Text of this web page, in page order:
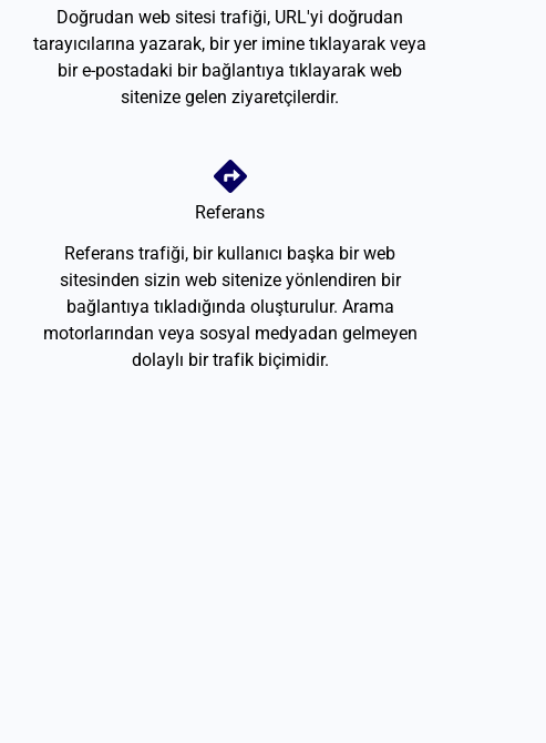
Doğrudan web sitesi trafiği, URL'yi doğrudan
tarayıcılarına yazarak, bir yer imine tıklayarak veya
bir e-postadaki bir bağlantıya tıklayarak web
sitenize gelen ziyaretçilerdir.
Referans
Referans trafiği, bir kullanıcı başka bir web
sitesinden sizin web sitenize yönlendiren bir
bağlantıya tıkladığında oluşturulur. Arama
motorlarından veya sosyal medyadan gelmeyen
dolaylı bir trafik biçimidir.